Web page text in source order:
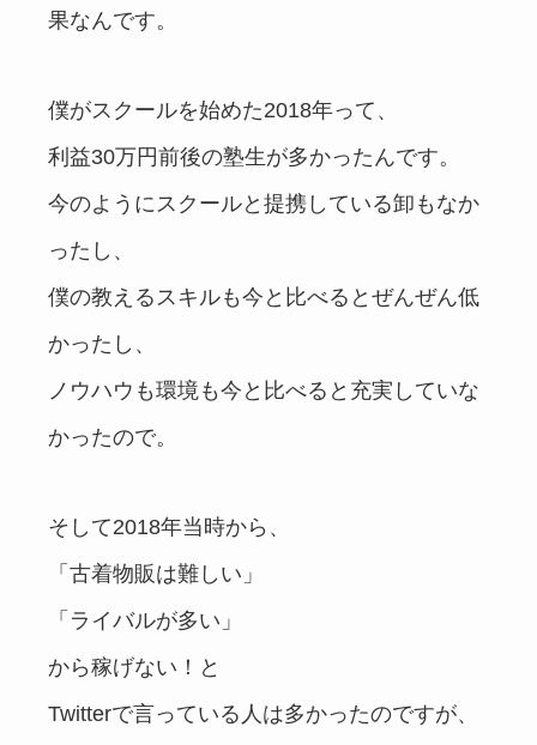
果なんです。
僕がスクールを始めた2018年って、
利益30万円前後の塾生が多かったんです。
今のようにスクールと提携している卸もなか
ったし、
僕の教えるスキルも今と比べるとぜんぜん低
かったし、
ノウハウも環境も今と比べると充実していな
かったので。
そして2018年当時から、
「古着物販は難しい」
「ライバルが多い」
から稼げない！と
Twitterで言っている人は多かったのですが、